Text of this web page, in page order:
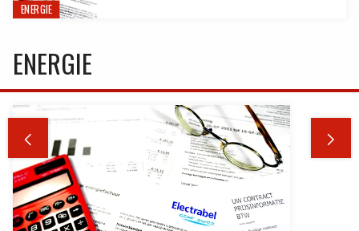
ENERGIE
ENERGIE
 